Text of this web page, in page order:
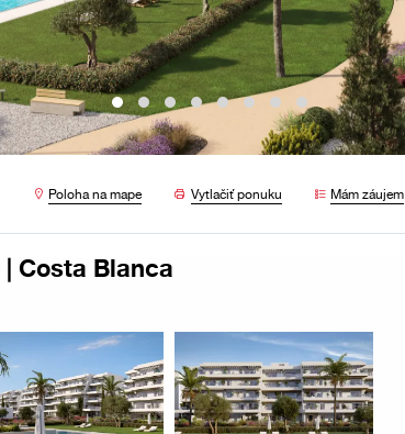
Poloha na mape Vytlačiť ponuku Mám záujem
Costa Blanca